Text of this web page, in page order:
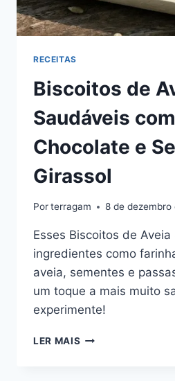
RECEITAS
Biscoitos de
Saudáveis com
Chocolate e
Girassol
Porterragam 8 de dezembro
Esses Biscoitos de
ingredientes como
aveia, sementes e
um toque a mais muito
experimente!
LER MAIS BISCOITOS